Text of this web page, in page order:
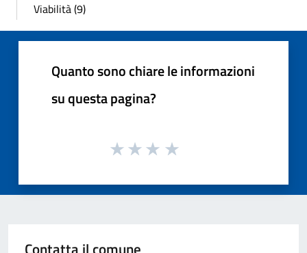
Viabilità (9)
Quanto sono chiare le informazioni
su questa pagina?
Contatta il comune